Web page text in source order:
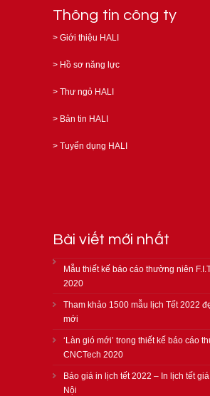
Thông tin công ty
> Giới thiệu HALI
> Hồ sơ năng lực
> Thư ngỏ HALI
> Bản tin HALI
> Tuyển dụng HALI
Bài viết mới nhất
Mẫu thiết kế báo cáo thường niên
2020
Tham khảo 1500 mẫu lịch Tết 2022
mới
‘Làn gió mới’ trong thiết kế báo cáo
CNCTech 2020
Báo giá in lịch tết 2022 – In lịch tết
Nội